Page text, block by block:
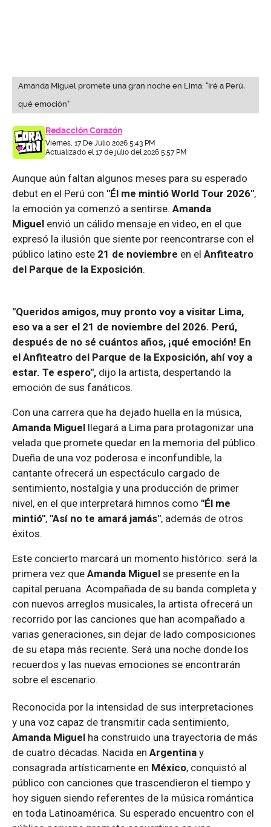
Amanda Miguel promete una gran noche en Lima: "Iré a Perú,
qué emoción"
Redacción Corazón
Viernes, 17 De Julio 2026 5:43 PM
Actualizado el 17 de julio del 2026 5:57 PM
Aunque aún faltan algunos meses para su esperado
debut en el Perú con "Él me mintió World Tour 2026",
la emoción ya comenzó a sentirse. Amanda
Miguel envió un cálido mensaje en video, en el que
expresó la ilusión que siente por reencontrarse con el
público latino este 21 de noviembre en el Anfiteatro
del Parque de la Exposición.
"Queridos amigos, muy pronto voy a visitar Lima,
eso va a ser el 21 de noviembre del 2026. Perú,
después de no sé cuántos años, ¡qué emoción! En
el Anfiteatro del Parque de la Exposición, ahí voy a
estar. Te espero", dijo la artista, despertando la
emoción de sus fanáticos.
Con una carrera que ha dejado huella en la música,
Amanda Miguel llegará a Lima para protagonizar una
velada que promete quedar en la memoria del público.
Dueña de una voz poderosa e inconfundible, la
cantante ofrecerá un espectáculo cargado de
sentimiento, nostalgia y una producción de primer
nivel, en el que interpretará himnos como "Él me
mintió", "Así no te amará jamás", además de otros
éxitos.
Este concierto marcará un momento histórico: será la
primera vez que Amanda Miguel se presente en la
capital peruana. Acompañada de su banda completa y
con nuevos arreglos musicales, la artista ofrecerá un
recorrido por las canciones que han acompañado a
varias generaciones, sin dejar de lado composiciones
de su etapa más reciente. Será una noche donde los
recuerdos y las nuevas emociones se encontrarán
sobre el escenario.
Reconocida por la intensidad de sus interpretaciones
y una voz capaz de transmitir cada sentimiento,
Amanda Miguel ha construido una trayectoria de más
de cuatro décadas. Nacida en Argentina y
consagrada artísticamente en México, conquistó al
público con canciones que trascendieron el tiempo y
hoy siguen siendo referentes de la música romántica
en toda Latinoamérica. Su esperado encuentro con el